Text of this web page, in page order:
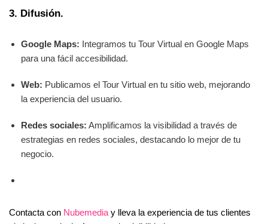
3. Difusión.
Google Maps: Integramos tu Tour Virtual en Google Maps
para una fácil accesibilidad.
Web: Publicamos el Tour Virtual en tu sitio web, mejorando
la experiencia del usuario.
Redes sociales: Amplificamos la visibilidad a través de
estrategias en redes sociales, destacando lo mejor de tu
negocio.
Contacta con Nubemedia y lleva la experiencia de tus clientes